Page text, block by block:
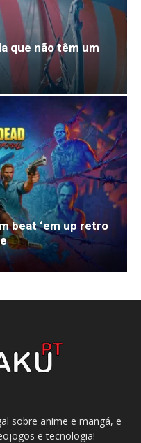
que não têm um
beat ‘em up retro
sobre anime e mangá, e
e tecnologia!